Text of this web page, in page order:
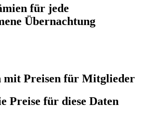
für jede
Übernachtung
mit Preisen für Mitglieder
Preise für diese Daten